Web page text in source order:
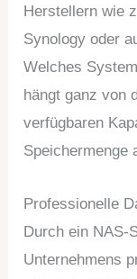
Herstellern wie
Synology oder
Welches
hängt ganz von
verfügbaren
Speichermenge
Professionelle
Durch ein NAS-
Unternehmens